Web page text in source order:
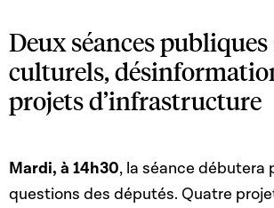
Deux séances
culturels,
projets d’infrastructure
Mardi, à 14h30, la séance débutera
questions des députés. Quatre